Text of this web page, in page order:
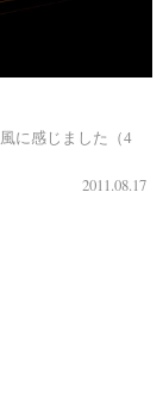
に感じました（4
2011.08.17